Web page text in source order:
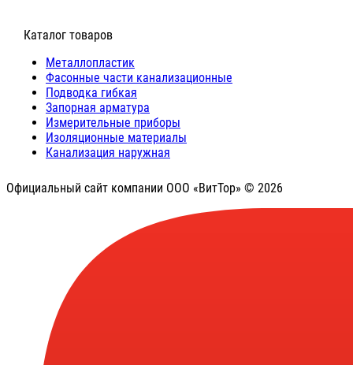
⠀Каталог товаров
Металлопластик
Фасонные части канализационные
Подводка гибкая
Запорная арматура
Измерительные приборы
Изоляционные материалы
Канализация наружная
Официальный сайт компании ООО «ВитТор» © 2026